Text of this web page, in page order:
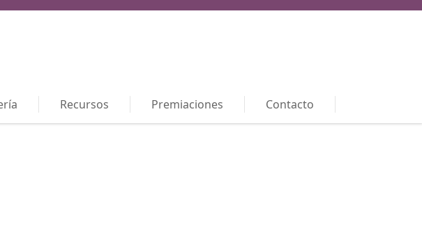
Recursos Premiaciones Contacto